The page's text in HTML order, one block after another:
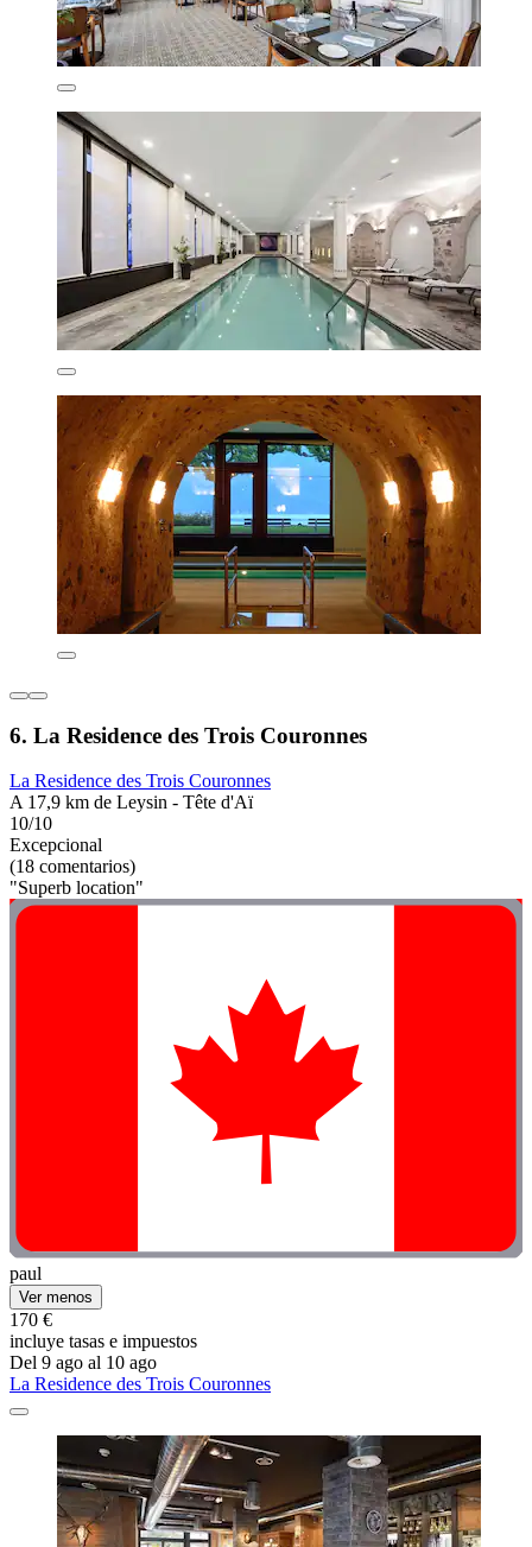
6. La Residence des Trois Couronnes
La Residence des Trois Couronnes
A 17,9 km de Leysin - Tête d'Aï
10/10
Excepcional
(18 comentarios)
"Superb location"
paul
Ver menos
170 €
incluye tasas e impuestos
Del 9 ago al 10 ago
La Residence des Trois Couronnes